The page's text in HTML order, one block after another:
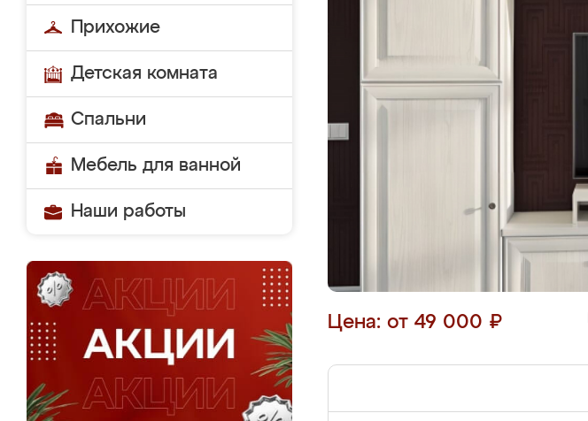
Прихожие
Детская комната
Спальни
Мебель для ванной
Наши работы
Цена: от 49 000 ₽